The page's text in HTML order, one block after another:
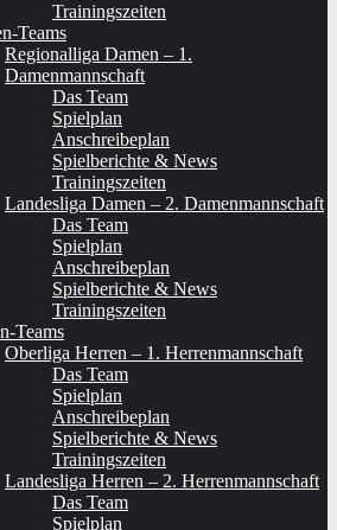
Trainingszeiten
Teams
Regionalliga Damen – 1.
Damenmannschaft
Das Team
Spielplan
Anschreibeplan
Spielberichte & News
Trainingszeiten
Landesliga Damen – 2. Damenmannschaft
Das Team
Spielplan
Anschreibeplan
Spielberichte & News
Trainingszeiten
Teams
Oberliga Herren – 1. Herrenmannschaft
Das Team
Spielplan
Anschreibeplan
Spielberichte & News
Trainingszeiten
Landesliga Herren – 2. Herrenmannschaft
Das Team
Spielplan